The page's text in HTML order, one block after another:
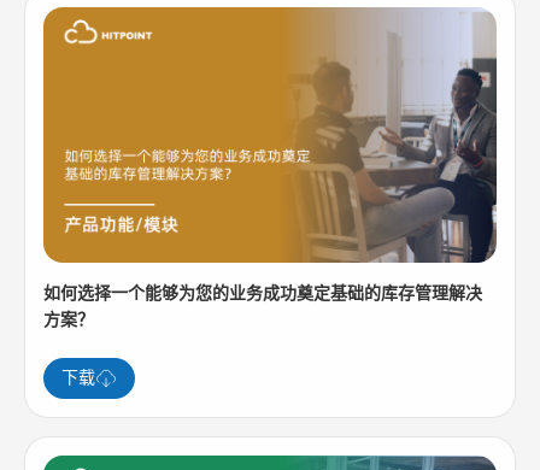
如何选择一个能够为您的业务成功奠定基础的库存管理解决
方案？
下载